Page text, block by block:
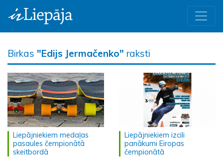
Birkas "Edijs Jermačenko" raksti
Liepājniekiem medaļas
pasaules čempionātā
skeitbordā
Liepājniekiem izcili
panākumi Eiropas
čempionātā